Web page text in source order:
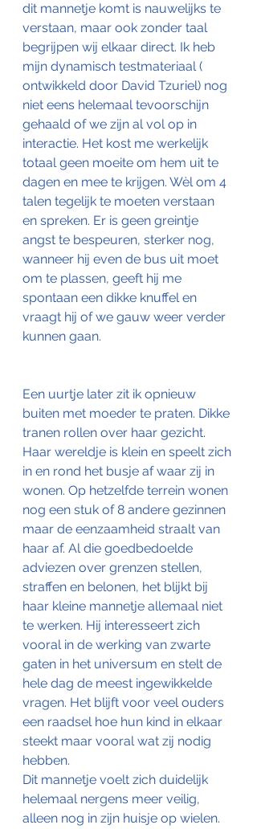
dit mannetje komt is nauwelijks te
verstaan, maar ook zonder taal
begrijpen wij elkaar direct. Ik heb
mijn dynamisch testmateriaal (
ontwikkeld door David Tzuriel) nog
niet eens helemaal tevoorschijn
gehaald of we zijn al vol op in
interactie. Het kost me werkelijk
totaal geen moeite om hem uit te
dagen en mee te krijgen. Wèl om 4
talen tegelijk te moeten verstaan
en spreken. Er is geen greintje
angst te bespeuren, sterker nog,
wanneer hij even de bus uit moet
om te plassen, geeft hij me
spontaan een dikke knuffel en
vraagt hij of we gauw weer verder
kunnen gaan.
Een uurtje later zit ik opnieuw
buiten met moeder te praten. Dikke
tranen rollen over haar gezicht.
Haar wereldje is klein en speelt zich
in en rond het busje af waar zij in
wonen. Op hetzelfde terrein wonen
nog een stuk of 8 andere gezinnen
maar de eenzaamheid straalt van
haar af. Al die goedbedoelde
adviezen over grenzen stellen,
straffen en belonen, het blijkt bij
haar kleine mannetje allemaal niet
te werken. Hij interesseert zich
vooral in de werking van zwarte
gaten in het universum en stelt de
hele dag de meest ingewikkelde
vragen. Het blijft voor veel ouders
een raadsel hoe hun kind in elkaar
steekt maar vooral wat zij nodig
hebben.
Dit mannetje voelt zich duidelijk
helemaal nergens meer veilig,
alleen nog in zijn huisje op wielen.